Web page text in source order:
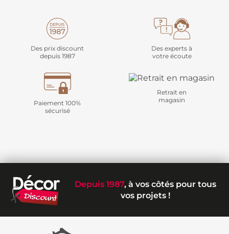
Des prix discount
depuis 1987
Des experts à
votre écoute
Paiement 100%
sécurisé
Retrait en
magasin
Depuis 1987, à vos côtés pour tous
vos projets !